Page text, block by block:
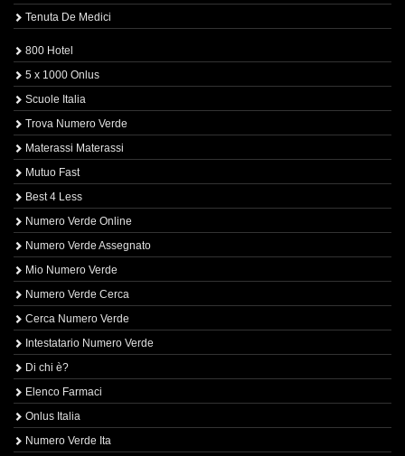
Tenuta De Medici
800 Hotel
5 x 1000 Onlus
Scuole Italia
Trova Numero Verde
Materassi Materassi
Mutuo Fast
Best 4 Less
Numero Verde Online
Numero Verde Assegnato
Mio Numero Verde
Numero Verde Cerca
Cerca Numero Verde
Intestatario Numero Verde
Di chi è?
Elenco Farmaci
Onlus Italia
Numero Verde Ita